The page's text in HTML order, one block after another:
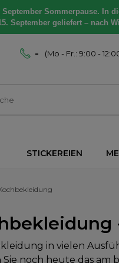
Sommerpause. In
September geliefert – nach
- (Mo - Fr.: 9:00 -
STICKEREIEN
in vielen
Sie noch heute das am